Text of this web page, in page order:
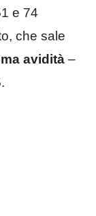
e 74
che sale
avidità –